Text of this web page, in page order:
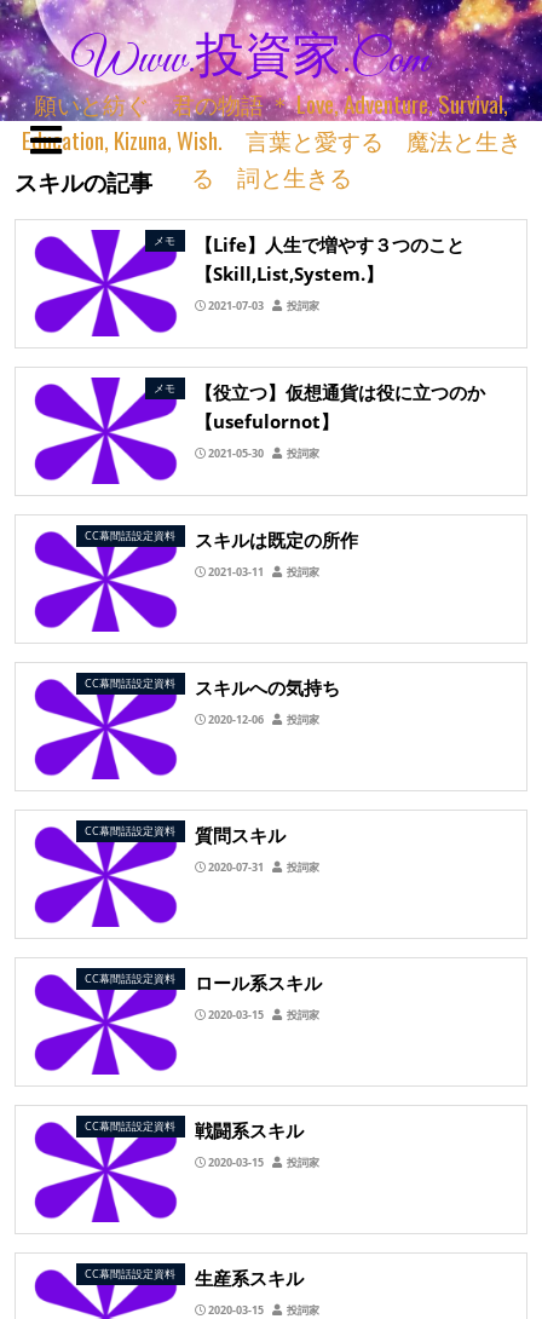
Www.投資家.com
願いと紡ぐ 君の物語 ＊ Love, Adventure, Survival,
Education, Kizuna, Wish. 言葉と愛する 魔法と生き
る 詞と生きる
スキルの記事
メモ
【Life】人生で増やす３つのこと
【Skill,List,System.】
2021-07-03 投詞家
メモ
【役立つ】仮想通貨は役に立つのか
【usefulornot】
2021-05-30 投詞家
CC幕間話設定資料 スキルは既定の所作
2021-03-11 投詞家
CC幕間話設定資料 スキルへの気持ち
2020-12-06 投詞家
CC幕間話設定資料 質問スキル
2020-07-31 投詞家
CC幕間話設定資料 ロール系スキル
2020-03-15 投詞家
CC幕間話設定資料 戦闘系スキル
2020-03-15 投詞家
CC幕間話設定資料 生産系スキル
2020-03-15 投詞家